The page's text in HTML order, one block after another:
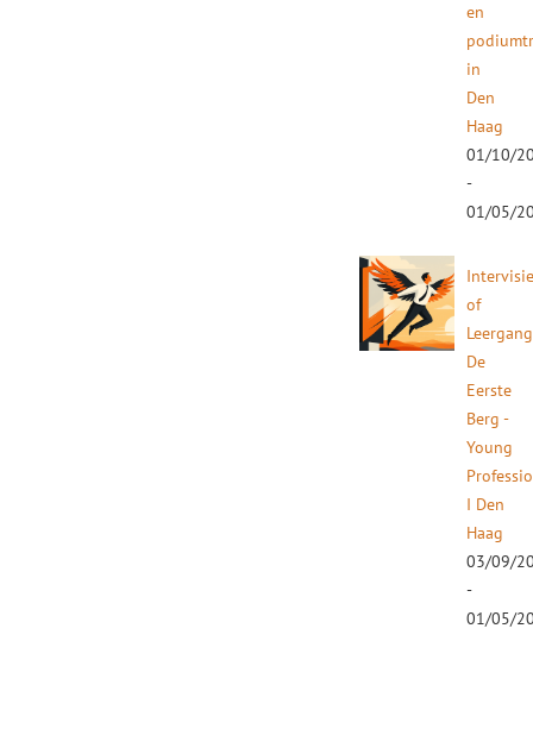
en
in
Den
Haag
01/10/
-
01/05/
of
Leergang
De
Eerste
Berg -
Young
I Den
Haag
03/09/
-
01/05/